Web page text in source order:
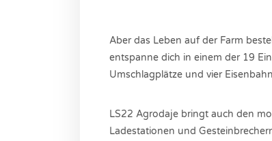
Aber das Leben auf der Farm
entspanne dich in einem der 19
Umschlagplätze und vier
LS22 Agrodaje bringt auch den
Ladestationen und